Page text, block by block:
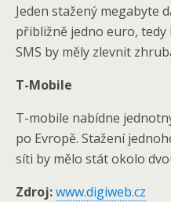
Jeden stažený megabyte
přibližně jedno euro,
SMS by měly zlevnit
T-Mobile
T-mobile nabídne
po Evropě. Stažení
síti by mělo stát okolo
Zdroj:www.digiweb.cz